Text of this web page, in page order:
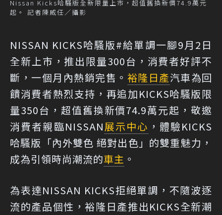
Nissan Kicks哈騷版全新限量上市，超值舊換新價74.9萬元
起。 記者陳威任／攝影
NISSAN KICKS哈騷版#給單調一腳9月2日
全新上市，推出限量300台，消費者好評不
斷，一個月內熱銷完售。 裕隆日產汽車為回
饋消費者熱烈支持，再追加KICKS哈騷版限
量350台，超值舊換新價74.9萬元起，敬邀
消費者親臨NISSAN展示中心 ，體驗KICKS
哈騷版「內外雙色 絕對出色」的雙重魅力，
成為引領時尚潮流的車主 。
為表達NISSAN KICKS拒絕單調，不隨波逐
流的產品個性，裕隆日產推出KICKS全新潮